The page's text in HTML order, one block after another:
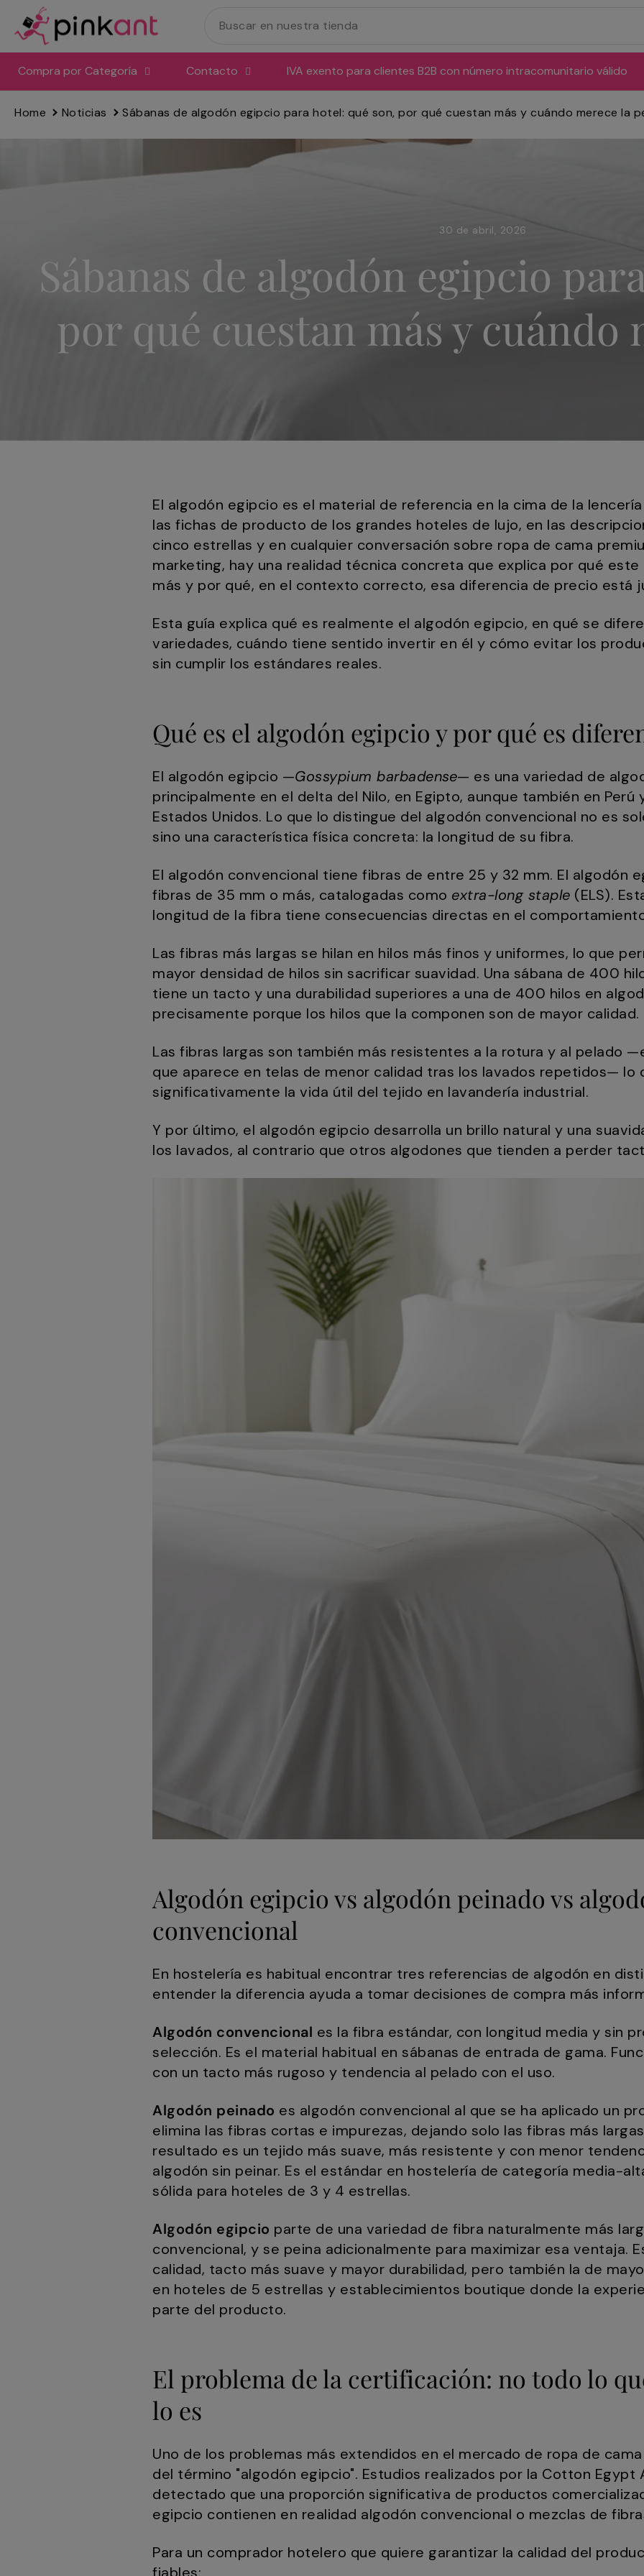
directamente
al
contenido
Compra por Categoría Contacto IVA exento para clientes B2B con número intracomunitario válido
Home Noticias Sábanas de algodón egipcio para hotel: qué son, por qué cuestan más y cuándo merece la
30 de abril, 2026
Sábanas de algodón egipcio
por qué cuestan más y cuándo
El algodón egipcio es el material de referencia en la cima de la
las fichas de producto de los grandes hoteles de lujo, en las
cinco estrellas y en cualquier conversación sobre ropa de cama
marketing, hay una realidad técnica concreta que explica por qué
más y por qué, en el contexto correcto, esa diferencia de precio está
Esta guía explica qué es realmente el algodón egipcio, en qué se
variedades, cuándo tiene sentido invertir en él y cómo evitar los
sin cumplir los estándares reales.
Qué es el algodón egipcio y por qué es
El algodón egipcio —Gossypium barbadense— es una variedad de
principalmente en el delta del Nilo, en Egipto, aunque también en Perú
Estados Unidos. Lo que lo distingue del algodón convencional no es
sino una característica física concreta: la longitud de su fibra.
El algodón convencional tiene fibras de entre 25 y 32 mm. El algodón
fibras de 35 mm o más, catalogadas como extra-long staple (ELS).
longitud de la fibra tiene consecuencias directas en el
Las fibras más largas se hilan en hilos más finos y uniformes, lo que
mayor densidad de hilos sin sacrificar suavidad. Una sábana de 400
tiene un tacto y una durabilidad superiores a una de 400 hilos en
precisamente porque los hilos que la componen son de mayor calidad.
Las fibras largas son también más resistentes a la rotura y al pelado
que aparece en telas de menor calidad tras los lavados repetidos— lo
significativamente la vida útil del tejido en lavandería industrial.
Y por último, el algodón egipcio desarrolla un brillo natural y una
los lavados, al contrario que otros algodones que tienden a perder
Algodón egipcio vs algodón peinado vs
convencional
En hostelería es habitual encontrar tres referencias de algodón en
entender la diferencia ayuda a tomar decisiones de compra más
Algodón convencional es la fibra estándar, con longitud media y sin
selección. Es el material habitual en sábanas de entrada de gama.
con un tacto más rugoso y tendencia al pelado con el uso.
Algodón peinado es algodón convencional al que se ha aplicado un
elimina las fibras cortas e impurezas, dejando solo las fibras más
resultado es un tejido más suave, más resistente y con menor
algodón sin peinar. Es el estándar en hostelería de categoría media-
sólida para hoteles de 3 y 4 estrellas.
Algodón egipcio parte de una variedad de fibra naturalmente más
convencional, y se peina adicionalmente para maximizar esa ventaja.
calidad, tacto más suave y mayor durabilidad, pero también la de
en hoteles de 5 estrellas y establecimientos boutique donde la
parte del producto.
El problema de la certificación: no todo lo
lo es
Uno de los problemas más extendidos en el mercado de ropa de
del término "algodón egipcio". Estudios realizados por la Cotton Egypt
detectado que una proporción significativa de productos
egipcio contienen en realidad algodón convencional o mezclas de
Para un comprador hotelero que quiere garantizar la calidad del